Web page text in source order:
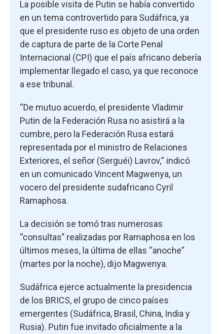
La posible visita de Putin se había convertido
en un tema controvertido para Sudáfrica, ya
que el presidente ruso es objeto de una orden
de captura de parte de la Corte Penal
Internacional (CPI) que el país africano debería
implementar llegado el caso, ya que reconoce
a ese tribunal.
“De mutuo acuerdo, el presidente Vladimir
Putin de la Federación Rusa no asistirá a la
cumbre, pero la Federación Rusa estará
representada por el ministro de Relaciones
Exteriores, el señor (Serguéi) Lavrov,“ indicó
en un comunicado Vincent Magwenya, un
vocero del presidente sudafricano Cyril
Ramaphosa.
La decisión se tomó tras numerosas
“consultas” realizadas por Ramaphosa en los
últimos meses, la última de ellas “anoche”
(martes por la noche), dijo Magwenya.
Sudáfrica ejerce actualmente la presidencia
de los BRICS, el grupo de cinco países
emergentes (Sudáfrica, Brasil, China, India y
Rusia). Putin fue invitado oficialmente a la